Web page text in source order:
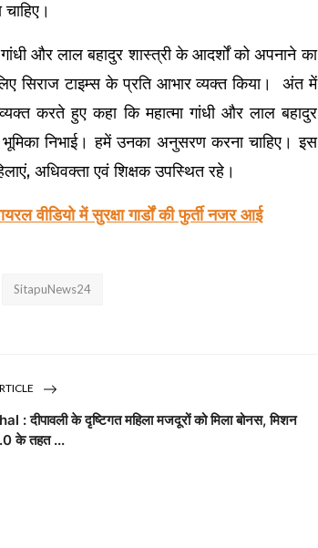
और लाल बहादुर शास्त्री के आदर्शों को अपनाने का
टाइम्स के प्रति आभार व्यक्त किया। अंत में
करते हुए कहा कि महात्मा गांधी और लाल बहादुर
निभाई। हमें उनका अनुसरण करना चाहिए। इस
अधिवक्ता एवं शिक्षक उपस्थित रहे।
वीडियो में सुरक्षा गार्डों की फुर्ती नजर आई
SitapuNews24
: दीपावली के दृष्टिगत महिला मजदूरों को मिला बोनस, मिशन
के तहत ...